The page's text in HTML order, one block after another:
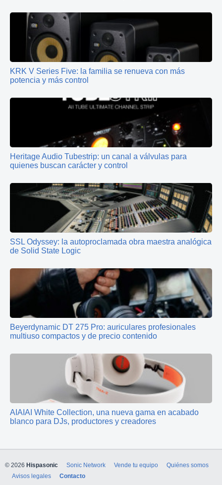
KRK V Series Five: la familia se renueva con más
potencia y más control
Heritage Audio Tubestrip: un canal a válvulas para
quienes buscan carácter y control
SSL Odyssey: la autoproclamada obra maestra analógica
de Solid State Logic
Beyerdynamic DT 275 Pro: auriculares profesionales
multiuso compactos y de precio contenido
AIAIAI White Collection, una nueva gama en acabado
blanco para DJs, productores y creadores
© 2026 Hispasonic Sonic Network Vende tu equipo
Quiénes somos
Avisos legales
Contacto